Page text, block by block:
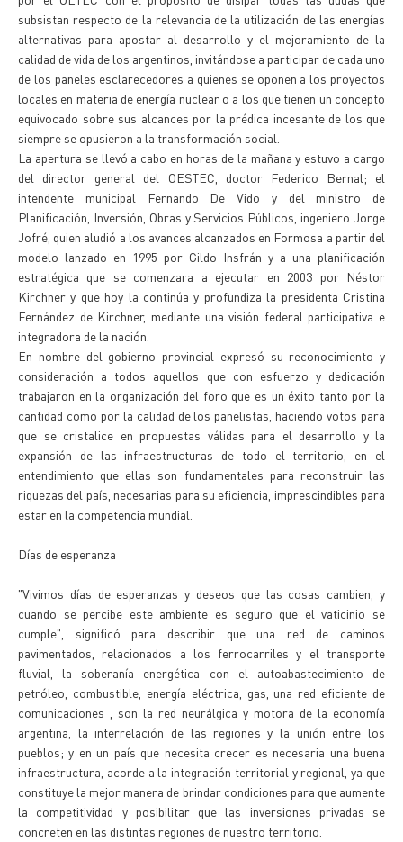
subsistan respecto de la relevancia de la utilización de las energías
alternativas para apostar al desarrollo y el mejoramiento de la
calidad de vida de los argentinos, invitándose a participar de cada uno
de los paneles esclarecedores a quienes se oponen a los proyectos
locales en materia de energía nuclear o a los que tienen un concepto
equivocado sobre sus alcances por la prédica incesante de los que
siempre se opusieron a la transformación social.
La apertura se llevó a cabo en horas de la mañana y estuvo a cargo
del director general del OESTEC, doctor Federico Bernal; el
intendente municipal Fernando De Vido y del ministro de
Planificación, Inversión, Obras y Servicios Públicos, ingeniero Jorge
Jofré, quien aludió a los avances alcanzados en Formosa a partir del
modelo lanzado en 1995 por Gildo Insfrán y a una planificación
estratégica que se comenzara a ejecutar en 2003 por Néstor
Kirchner y que hoy la continúa y profundiza la presidenta Cristina
Fernández de Kirchner, mediante una visión federal participativa e
integradora de la nación.
En nombre del gobierno provincial expresó su reconocimiento y
consideración a todos aquellos que con esfuerzo y dedicación
trabajaron en la organización del foro que es un éxito tanto por la
cantidad como por la calidad de los panelistas, haciendo votos para
que se cristalice en propuestas válidas para el desarrollo y la
expansión de las infraestructuras de todo el territorio, en el
entendimiento que ellas son fundamentales para reconstruir las
riquezas del país, necesarias para su eficiencia, imprescindibles para
estar en la competencia mundial.
Días de esperanza
"Vivimos días de esperanzas y deseos que las cosas cambien, y
cuando se percibe este ambiente es seguro que el vaticinio se
cumple", significó para describir que una red de caminos
pavimentados, relacionados a los ferrocarriles y el transporte
fluvial, la soberanía energética con el autoabastecimiento de
petróleo, combustible, energía eléctrica, gas, una red eficiente de
comunicaciones , son la red neurálgica y motora de la economía
argentina, la interrelación de las regiones y la unión entre los
pueblos; y en un país que necesita crecer es necesaria una buena
infraestructura, acorde a la integración territorial y regional, ya que
constituye la mejor manera de brindar condiciones para que aumente
la competitividad y posibilitar que las inversiones privadas se
concreten en las distintas regiones de nuestro territorio.